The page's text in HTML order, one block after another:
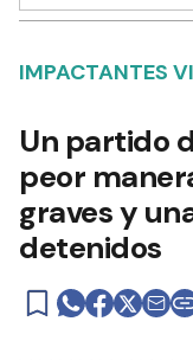
IMPACTANTES
Un partido
peor
graves y
detenidos